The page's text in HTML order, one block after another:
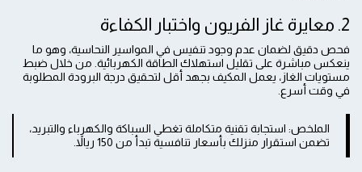
2. معايرة غاز الفريون واختبار الكفاءة
فحص دقيق لضمان عدم وجود تنفيس في المواسير النحاسية، وهو ما
ينعكس مباشرة على تقليل استهلاك الطاقة الكهربائية. من خلال ضبط
مستويات الغاز، يعمل المكيف بجهد أقل لتحقيق درجة البرودة المطلوبة
في وقت أسرع.
الملخص: استجابة تقنية متكاملة تغطي السباكة والكهرباء والتبريد،
تضمن استقرار منزلك بأسعار تنافسية تبدأ من 150 ريالاً.